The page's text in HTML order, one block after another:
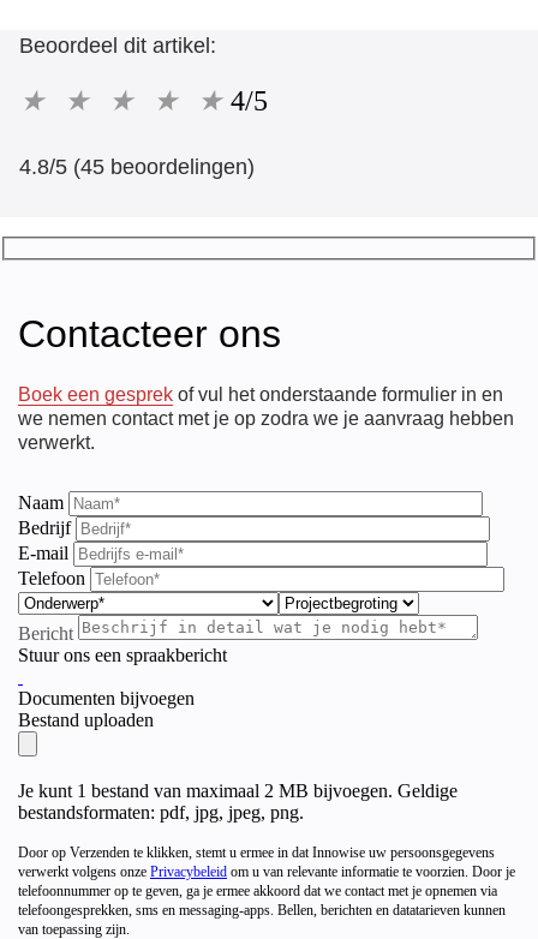
Beoordeel dit artikel:
★ ★ ★ ★ ★ 4/5
4.8/5 (45 beoordelingen)
Contacteer ons
Boek een gesprek of vul het onderstaande formulier in en
we nemen contact met je op zodra we je aanvraag hebben
verwerkt.
Naam
Bedrijf
E-mail
Telefoon
Bericht
Stuur ons een spraakbericht
Documenten bijvoegen
Bestand uploaden
Je kunt 1 bestand van maximaal 2 MB bijvoegen. Geldige
bestandsformaten: pdf, jpg, jpeg, png.
Door op Verzenden te klikken, stemt u ermee in dat Innowise uw persoonsgegevens
verwerkt volgens onze Privacybeleid om u van relevante informatie te voorzien. Door je
telefoonnummer op te geven, ga je ermee akkoord dat we contact met je opnemen via
telefoongesprekken, sms en messaging-apps. Bellen, berichten en datatarieven kunnen
van toepassing zijn.